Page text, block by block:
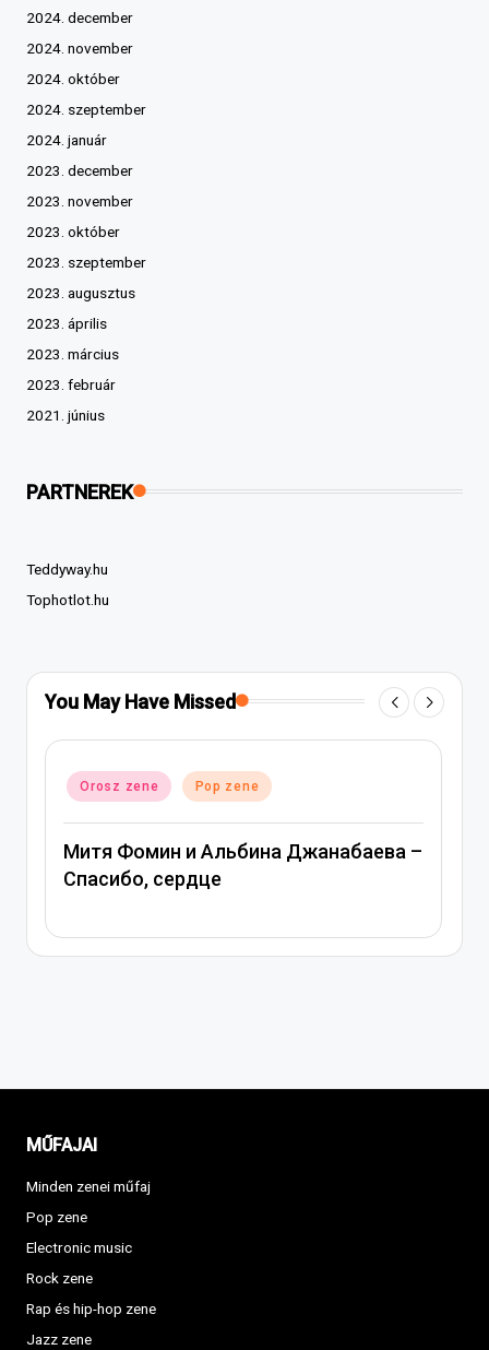
2024. december
2024. november
2024. október
2024. szeptember
2024. január
2023. december
2023. november
2023. október
2023. szeptember
2023. augusztus
2023. április
2023. március
2023. február
2021. június
PARTNEREK
Teddyway.hu
Tophotlot.hu
You May Have Missed
PostedOrosz zene Pop zene
Вера Брежнева – Девочка моя
MŰFAJAI
Minden zenei műfaj
Pop zene
Electronic music
Rock zene
Rap és hip-hop zene
Jazz zene